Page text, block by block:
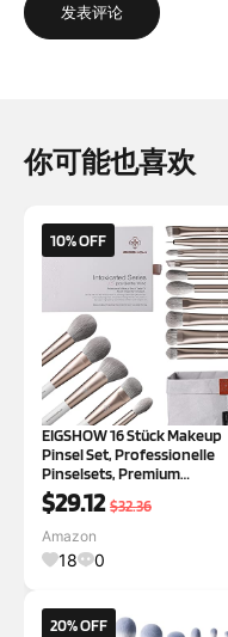
发表评论
你可能也喜欢
10% OFF
EIGSHOW 16 Stück Makeup
Pinsel Set, Professionelle
Pinselsets, Premium
Synthetik Gesicht Augen
Makeup Pinsel Set mit
Tasche, Geeignet für
Anfänger & Profis (Monarch
Butterfly) Champagner Gol
$29.12 $32.36
Amazon
18 0
20% OFF